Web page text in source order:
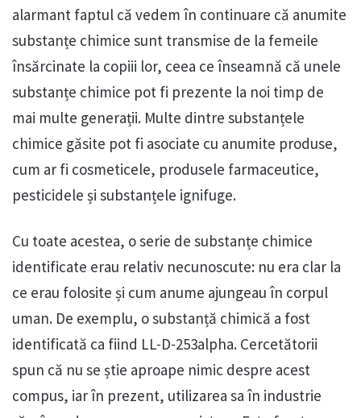
alarmant faptul că vedem în continuare că anumite
substanțe chimice sunt transmise de la femeile
însărcinate la copiii lor, ceea ce înseamnă că unele
substanțe chimice pot fi prezente la noi timp de
mai multe generații. Multe dintre substanțele
chimice găsite pot fi asociate cu anumite produse,
cum ar fi cosmeticele, produsele farmaceutice,
pesticidele și substanțele ignifuge.
Cu toate acestea, o serie de substanțe chimice
identificate erau relativ necunoscute: nu era clar la
ce erau folosite și cum anume ajungeau în corpul
uman. De exemplu, o substanță chimică a fost
identificată ca fiind LL-D-253alpha. Cercetătorii
spun că nu se știe aproape nimic despre acest
compus, iar în prezent, utilizarea sa în industrie